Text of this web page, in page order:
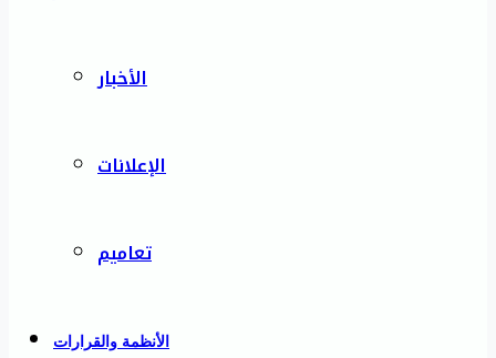
الأخبار
الإعلانات
تعاميم
الأنظمة والقرارات